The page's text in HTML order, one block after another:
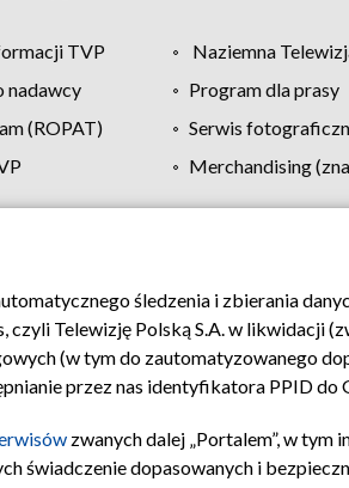
TVP Naziemna
nadawcy
Program dla prasy
(ROPAT)
Serwis
Merchandising
zgody Pomoc Biuro reklamy
śledzenia i zbierania
Telewizję Polską S.A. w likwidacji
(w tym do zautomatyzowanego
przez nas identyfikatora PPID do
zwanych dalej „Portalem”, w
dopasowanych i